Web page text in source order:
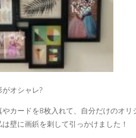
オシャレ?
やカードを8枚入れて、自分だけのオ
壁に画鋲を刺して引っかけました！